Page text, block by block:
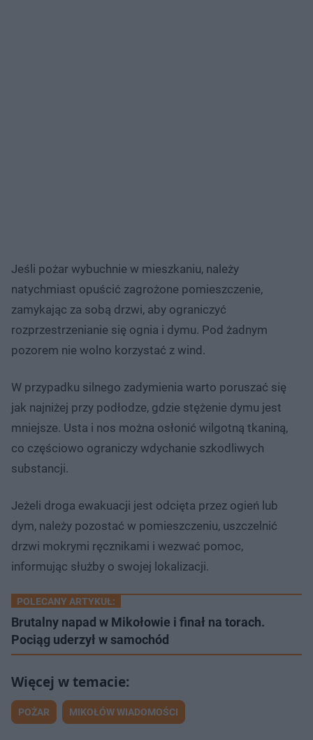
Jeśli pożar wybuchnie w mieszkaniu, należy
natychmiast opuścić zagrożone pomieszczenie,
zamykając za sobą drzwi, aby ograniczyć
rozprzestrzenianie się ognia i dymu. Pod żadnym
pozorem nie wolno korzystać z wind.
W przypadku silnego zadymienia warto poruszać się
jak najniżej przy podłodze, gdzie stężenie dymu jest
mniejsze. Usta i nos można osłonić wilgotną tkaniną,
co częściowo ograniczy wdychanie szkodliwych
substancji.
Jeżeli droga ewakuacji jest odcięta przez ogień lub
dym, należy pozostać w pomieszczeniu, uszczelnić
drzwi mokrymi ręcznikami i wezwać pomoc,
informując służby o swojej lokalizacji.
POLECANY ARTYKUŁ:
Brutalny napad w Mikołowie i finał na torach.
Pociąg uderzył w samochód
POŻAR MIKOŁÓW WIADOMOŚCI